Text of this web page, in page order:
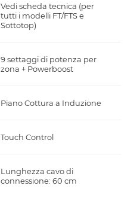
Vedi scheda tecnica (per
tutti i modelli FT/FTS e
Sottotop)
9 settaggi di potenza per
zona + Powerboost
Piano Cottura a Induzione
Touch Control
Lunghezza cavo di
connessione: 60 cm